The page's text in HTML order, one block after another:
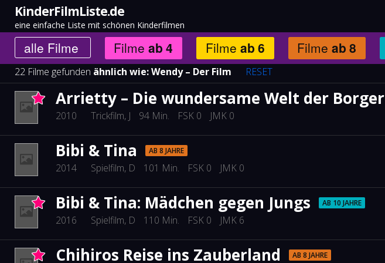
KinderFilmListe.de
eine einfache Liste mit schönen Kinderfilmen
alle Filme Filme ab 4 Filme ab 6 Filme ab 8
22 Filme gefunden ähnlich wie:Wendy – Der Film RESET
Arrietty – Die wundersame Welt der Borger
2010 Trickfilm, J 94 Min. FSK 0 JMK 0
Bibi & Tina AB 8 JAHRE
2014 Spielfilm, D 101 Min. FSK 0 JMK 0
Bibi & Tina: Mädchen gegen Jungs AB 10 JAHRE
2016 Spielfilm, D 110 Min. FSK 0 JMK 6
Chihiros Reise ins Zauberland AB 8 JAHRE